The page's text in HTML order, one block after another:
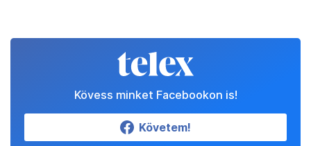
Kövess minket Facebookon is!
Követem!